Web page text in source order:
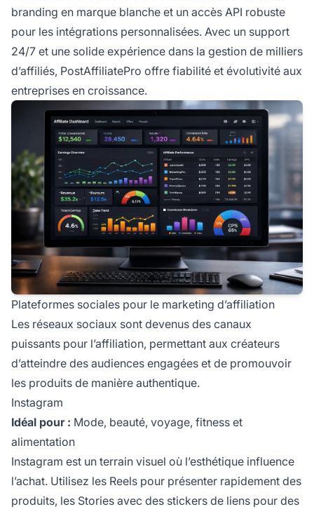
branding en marque blanche et un accès API robuste
pour les intégrations personnalisées. Avec un support
24/7 et une solide expérience dans la gestion de milliers
d’affiliés, PostAffiliatePro offre fiabilité et évolutivité aux
entreprises en croissance.
Plateformes sociales pour le marketing d’affiliation
Les réseaux sociaux sont devenus des canaux
puissants pour l’affiliation, permettant aux créateurs
d’atteindre des audiences engagées et de promouvoir
les produits de manière authentique.
Instagram
Idéal pour : Mode, beauté, voyage, fitness et
alimentation
Instagram est un terrain visuel où l’esthétique influence
l’achat. Utilisez les Reels pour présenter rapidement des
produits, les Stories avec des stickers de liens pour des